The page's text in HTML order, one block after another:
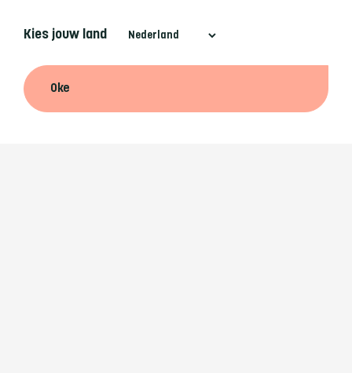
Kies jouw land
Oke